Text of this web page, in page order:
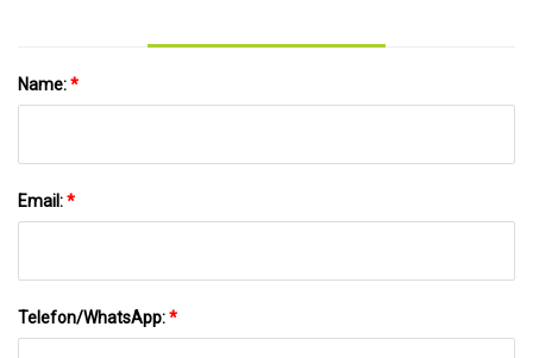
Name:*
Email:*
Telefon/WhatsApp:*